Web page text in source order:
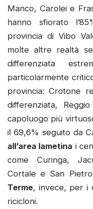
Manco, Carolei e
hanno sfiorato
provincia di Vibo
molte altre realtà
differenziata
particolarmente
provincia: Crotone
differenziata,
capoluogo più
il 69,6% seguito da
all’area lametina i
come Curinga,
Cortale e San
Terme, invece, per i
ricicloni.